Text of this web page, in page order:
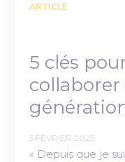
ARTICLE
5 clés
5 FÉVRIER 2025
« Depuis que je